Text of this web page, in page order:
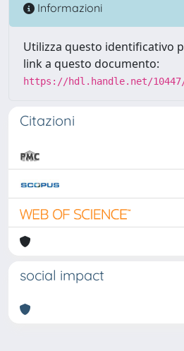
Informazioni
Utilizza questo identificativo
link a questo documento:
https://hdl.handle.net/10447/
Citazioni
social impact